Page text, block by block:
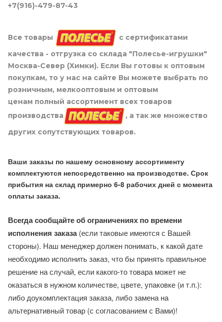
+7(916)-479-87-43
Все товары
с сертификатами
качества - отгрузка со склада "Полесье-игрушки"
Москва-Север (Химки). Если Вы готовы к оптовым
покупкам, то у нас на сайте Вы можете выбрать по
розничным, мелкооптовым и оптовым
ценам полный ассортимент всех товаров
производства
, а так же множество
других сопутствующих товаров.
Ваши заказы по нашему основному ассортименту
комплектуются непосредственно на производстве. Срок
прибытия на склад примерно 6-8 рабочих дней с момента
оплаты заказа.
Всегда сообщайте об ограничениях по времени
исполнения заказа(если таковые имеются с Вашей
стороны). Наш менеджер должен понимать, к какой дате
необходимо исполнить заказ, что бы принять правильное
решение на случай, если какого-то товара может не
оказаться в нужном количестве, цвете, упаковке (и т.п.):
либо доукомплектация заказа, либо замена на
альтернативный товар (с согласованием с Вами)!